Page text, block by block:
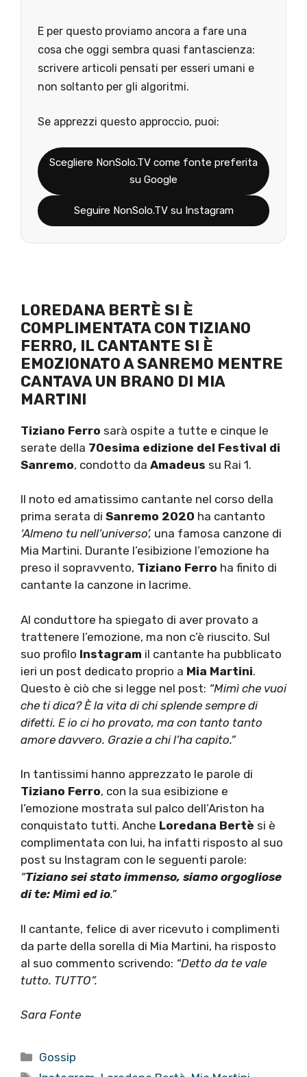
E per questo proviamo ancora a fare una
cosa che oggi sembra quasi fantascienza:
scrivere articoli pensati per esseri umani e
non soltanto per gli algoritmi.
Se apprezzi questo approccio, puoi:
Scegliere NonSolo.TV come fonte preferita
su Google
Seguire NonSolo.TV su Instagram
LOREDANA BERTÈ SI È
COMPLIMENTATA CON TIZIANO
FERRO, IL CANTANTE SI È
EMOZIONATO A SANREMO MENTRE
CANTAVA UN BRANO DI MIA
MARTINI
Tiziano Ferro sarà ospite a tutte e cinque le
serate della 70esima edizione del Festival di
Sanremo, condotto da Amadeus su Rai 1.
Il noto ed amatissimo cantante nel corso della
prima serata di Sanremo 2020 ha cantanto
‘Almeno tu nell’universo’, una famosa canzone di
Mia Martini. Durante l’esibizione l’emozione ha
preso il sopravvento, Tiziano Ferro ha finito di
cantante la canzone in lacrime.
Al conduttore ha spiegato di aver provato a
trattenere l’emozione, ma non c’è riuscito. Sul
suo profilo Instagram il cantante ha pubblicato
ieri un post dedicato proprio a Mia Martini.
Questo è ciò che si legge nel post: “Mimì che vuoi
che ti dica? È la vita di chi splende sempre di
difetti. E io ci ho provato, ma con tanto tanto
amore davvero. Grazie a chi l’ha capito.”
In tantissimi hanno apprezzato le parole di
Tiziano Ferro, con la sua esibizione e
l’emozione mostrata sul palco dell’Ariston ha
conquistato tutti. Anche Loredana Bertè si è
complimentata con lui, ha infatti risposto al suo
post su Instagram con le seguenti parole:
“Tiziano sei stato immenso, siamo orgogliose
di te: Mimì ed io.”
Il cantante, felice di aver ricevuto i complimenti
da parte della sorella di Mia Martini, ha risposto
al suo commento scrivendo: “Detto da te vale
tutto. TUTTO”.
Sara Fonte
Categorie
Gossip